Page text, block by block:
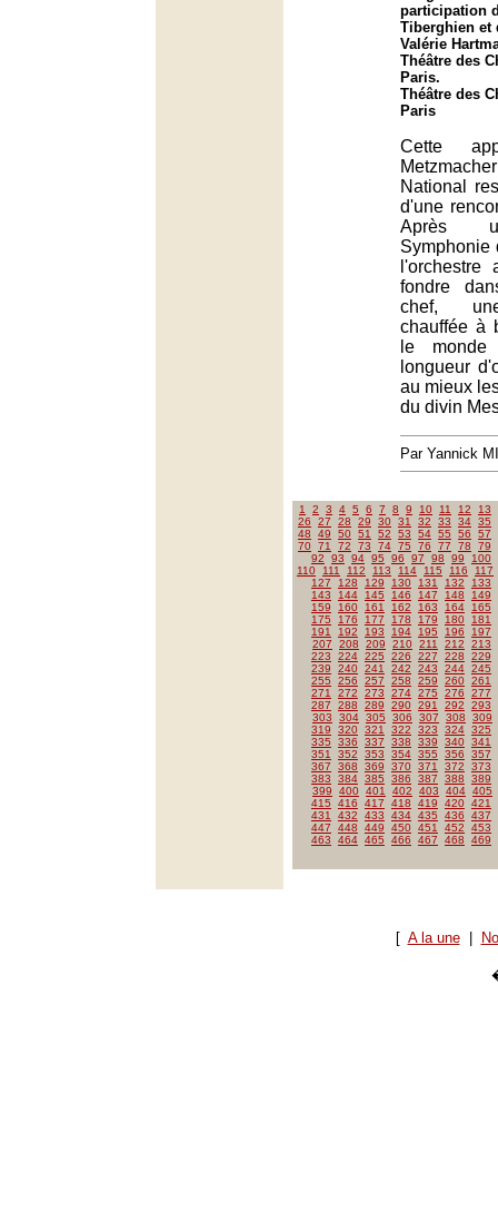
participation
Tiberghien et
Valérie
Théâtre des
Paris.
Théâtre des
Paris
Cette
National
d'une
Après
Symphonie
fondre
chef,
chauffée à
le
longueur
au mieux
du divin
Par Yannick
1 2 3 4 5 6 7 8 9 10 11 12
13
26
27 28 29 30 31 32 33 34 35
48
49 50 51 52 53 54 55 56
57
70 71 72 73 74 75 76 77 78
79
92
93 94 95 96 97 98 99
100
110
111 112 113 114 115 116
117
127
128 129 130 131 132
133
143
144 145 146 147 148
149
159
160 161 162 163 164
165
175
176 177 178 179 180
181
191
192 193 194 195 196
197
207
208 209 210 211 212
213
223
224 225 226 227 228
229
239
240 241 242 243 244 245
255
256 257 258 259 260 261
271
272 273 274 275 276
277
287
288 289 290 291 292
293
303
304 305 306 307 308
309
319
320 321 322 323 324 325
335
336 337 338 339 340 341
351
352 353 354 355 356
357
367
368 369 370 371 372
373
383
384 385 386 387 388
389
399
400 401 402 403 404 405
415
416 417 418 419 420 421
431
432 433 434 435 436
437
447
448 449 450 451 452
453
463
464 465 466 467 468 469
[ A la une|